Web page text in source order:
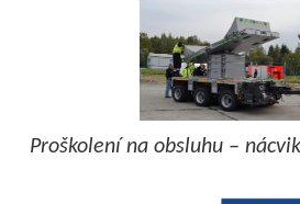
Proškolení na obsluhu –